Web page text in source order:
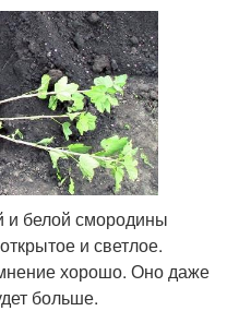
и белой смородины
и светлое.
хорошо. Оно даже
больше.